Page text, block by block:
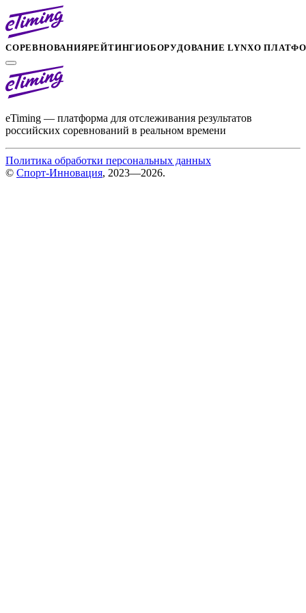
СОРЕВНОВАНИЯРЕЙТИНГИОБОРУДОВАНИЕ LYNXО
eTiming — платформа для отслеживания результатов
российских соревнований в реальном времени
Политика обработки персональных данных
© Спорт-Инновация, 2023—2026.